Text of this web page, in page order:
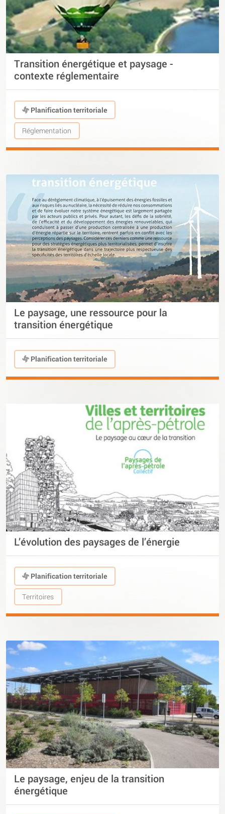
Transition énergétique et paysage -
contexte réglementaire
Planification territoriale
Réglementation
Le paysage, une ressource pour la
transition énergétique
Planification territoriale
L’évolution des paysages de l’énergie
Planification territoriale
Territoires
Le paysage, enjeu de la transition
énergétique